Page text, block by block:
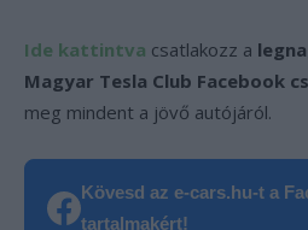
Ide kattintva csatlakozz a
Magyar Tesla Club Facebook
meg mindent a jövő autójáról.
Kövesd az e-cars.hu-t a
tartalmakért!